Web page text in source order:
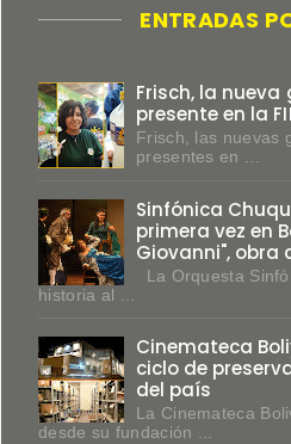
ENTRADAS
Frisch, la
presente en la
Frisch, las nuevas
presentes en ...
Sinfónica
primera vez en
Giovanni", obra
La Orquesta
historia al ...
Cinemateca
ciclo de
del país
La Cinemateca
desde su fundación ...